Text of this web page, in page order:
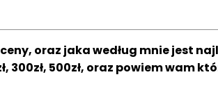
oraz jaka według mnie jest
300zł, 500zł, oraz powiem wam